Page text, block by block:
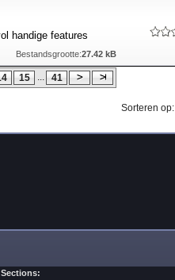
handige features
Bestandsgrootte:27.42 kB
15 ... 41
Sorteren op:
Sections: